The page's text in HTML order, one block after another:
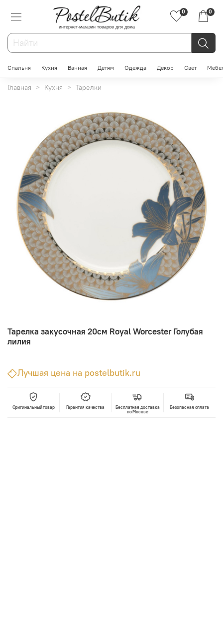
интернет-магазин товаров для дома
0 0
Спальня Кухня Ванная Детям Одежда Декор Свет
Главная Кухня Тарелки
Тарелка закусочная 20см Royal Worcester Голубая
лилия
Лучшая цена на postelbutik.ru
Оригинальный товар Гарантия качества
Бесплатная доставка
по Москве
Безопасная оплата